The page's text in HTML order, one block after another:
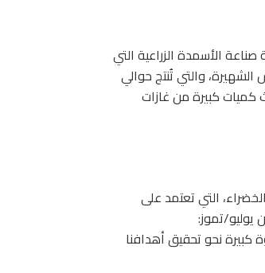
الأسمدة الزراعية التي
بوش الشهيرة، والتي تُنتج حوالي
كميات كبيرة من غازات
التي تعتمد على
يوليو/تموز:
كبيرة نحو تحقيق أهدافنا